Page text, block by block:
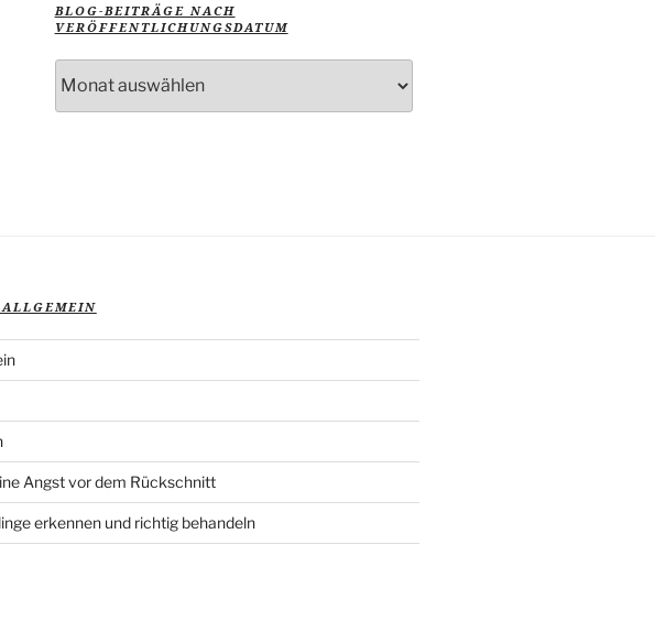
BLOG-BEITRÄGE NACH
VERÖFFENTLICHUNGSDATUM
Beiträge
nach
Angst vor dem Rückschnitt
erkennen und richtig behandeln